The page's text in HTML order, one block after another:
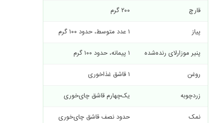
قارچ
۲۰۰ گرم
پیاز
۱ عدد متوسط، حدود ۱۰۰ گرم
پنیر موزارلای رنده‌شده
۱ پیمانه، حدود ۱۰۰ گرم
روغن
۱ قاشق غذاخوری
زردچوبه
یک‌چهارم قاشق چای‌خوری
نمک
حدود نصف قاشق چای‌خوری